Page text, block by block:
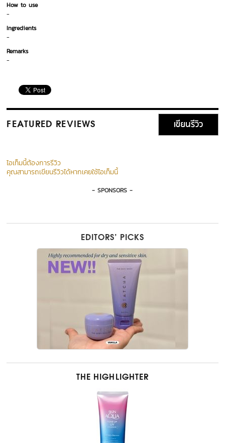
How to use
-
Ingredients
-
Remarks
-
FEATURED REVIEWS เขียนรีวิว
ไอเท็มนี้ต้องการรีวิว
คุณสามารถเขียนรีวิวได้หากเคยใช้ไอเท็มนี้
- SPONSORS -
EDITORS’ PICKS
THE HIGHLIGHTER